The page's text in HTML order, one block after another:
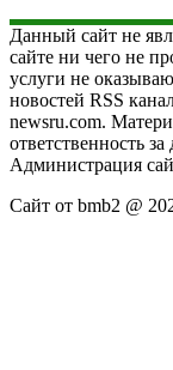
Данный сайт не
сайте ни чего не
услуги не
новостей RSS
newsru.com.
ответственность
Администрация
Сайт от bmb2 @